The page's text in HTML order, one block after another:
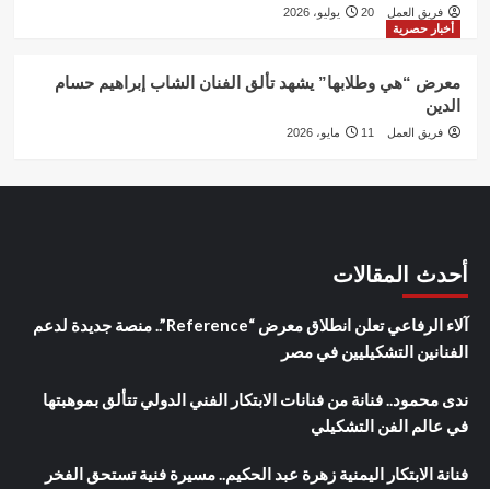
فريق العمل
20 يوليو، 2026
أخبار حصرية
معرض “هي وطلابها” يشهد تألق الفنان الشاب إبراهيم حسام
الدين
فريق العمل 11 مايو، 2026
أحدث المقالات
آلاء الرفاعي تعلن انطلاق معرض “Reference”.. منصة جديدة لدعم
الفنانين التشكيليين في مصر
ندى محمود.. فنانة من فنانات الابتكار الفني الدولي تتألق بموهبتها
في عالم الفن التشكيلي
فنانة الابتكار اليمنية زهرة عبد الحكيم.. مسيرة فنية تستحق الفخر